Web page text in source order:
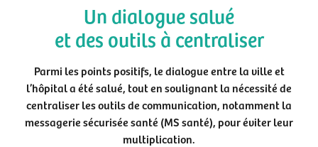
Un dialogue salué
et des outils à centraliser
Parmi les points positifs, le dialogue entre la ville et
l’hôpital a été salué, tout en soulignant la nécessité de
centraliser les outils de communication, notamment la
messagerie sécurisée santé (MS santé), pour éviter leur
multiplication.